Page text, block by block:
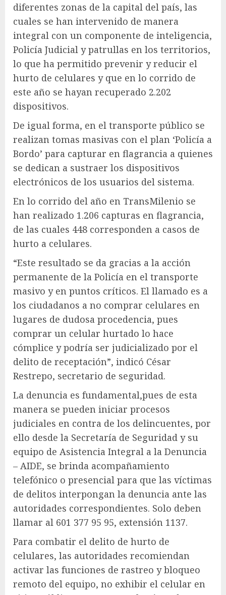
diferentes zonas de la capital del país, las
cuales se han intervenido de manera
integral con un componente de inteligencia,
Policía Judicial y patrullas en los territorios,
lo que ha permitido prevenir y reducir el
hurto de celulares y que en lo corrido de
este año se hayan recuperado 2.202
dispositivos.
De igual forma, en el transporte público se
realizan tomas masivas con el plan ‘Policía a
Bordo’ para capturar en flagrancia a quienes
se dedican a sustraer los dispositivos
electrónicos de los usuarios del sistema.
En lo corrido del año en TransMilenio se
han realizado 1.206 capturas en flagrancia,
de las cuales 448 corresponden a casos de
hurto a celulares.
“Este resultado se da gracias a la acción
permanente de la Policía en el transporte
masivo y en puntos críticos. El llamado es a
los ciudadanos a no comprar celulares en
lugares de dudosa procedencia, pues
comprar un celular hurtado lo hace
cómplice y podría ser judicializado por el
delito de receptación”, indicó César
Restrepo, secretario de seguridad.
La denuncia es fundamental,pues de esta
manera se pueden iniciar procesos
judiciales en contra de los delincuentes, por
ello desde la Secretaría de Seguridad y su
equipo de Asistencia Integral a la Denuncia
– AIDE, se brinda acompañamiento
telefónico o presencial para que las víctimas
de delitos interpongan la denuncia ante las
autoridades correspondientes. Solo deben
llamar al 601 377 95 95, extensión 1137.
Para combatir el delito de hurto de
celulares, las autoridades recomiendan
activar las funciones de rastreo y bloqueo
remoto del equipo, no exhibir el celular en